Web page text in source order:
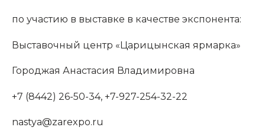
по участию в выставке в качестве экспонента:
Выставочный центр «Царицынская ярмарка»
Городжая Анастасия Владимировна
+7 (8442) 26-50-34, +7-927-254-32-22
nastya@zarexpo.ru